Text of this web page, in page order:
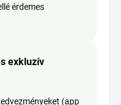
érdemes
exkluzív
(app